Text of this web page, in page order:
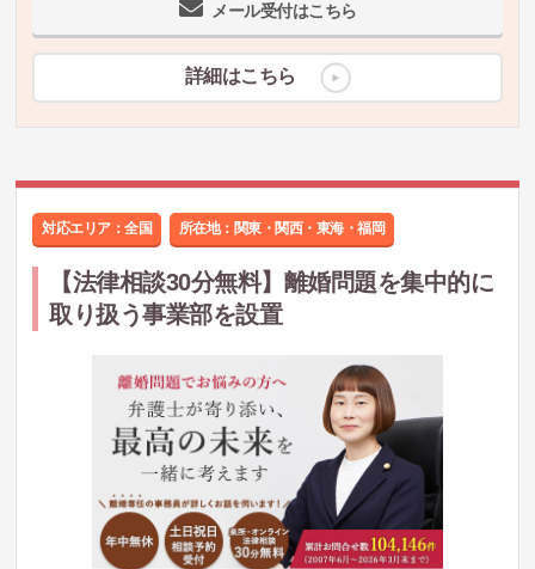
メール受付はこちら
詳細はこちら
対応エリア：全国 所在地： 関東・関西・東海・福岡
【法律相談30分無料】離婚問題を集中的に
取り扱う事業部を設置